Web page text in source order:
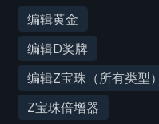
编辑黄金
编辑D奖牌
编辑Z宝珠（所有类型）
Z宝珠倍增器